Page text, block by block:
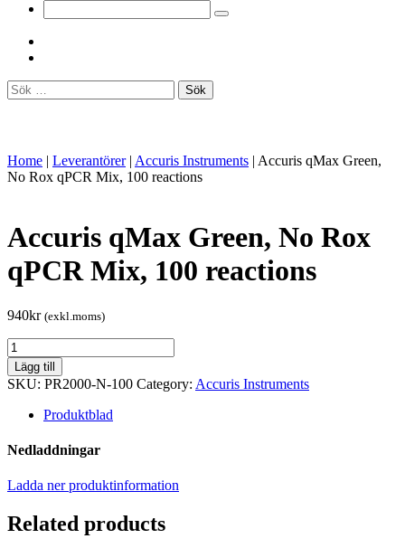
Sök
efter:
Home | Leverantörer | Accuris Instruments | Accuris qMax Green,
No Rox qPCR Mix, 100 reactions
Accuris qMax Green, No Rox
qPCR Mix, 100 reactions
940kr (exkl.moms)
Accuris
qMax
Green,
No
Rox
Mix,
100
quantity
Lägg till
SKU: PR2000-N-100 Category: Accuris Instruments
Produktblad
Nedladdningar
Ladda ner produktinformation
Related products